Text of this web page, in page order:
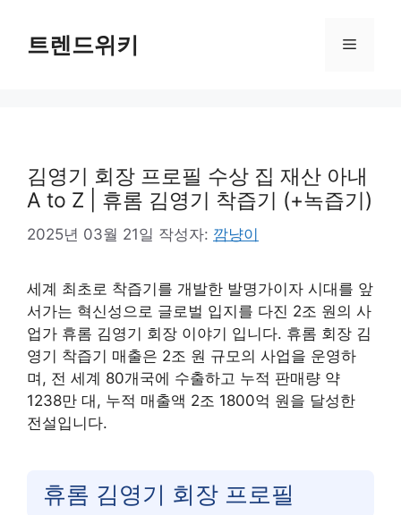
트렌드위키 메
김영기 회장 프로필 수상 집 재산 아내
A to Z | 휴롬 김영기 착즙기 (+녹즙기)
2025년 03월 21일 작성자: 깜냥이
세계 최초로 착즙기를 개발한 발명가이자 시대를 앞
서가는 혁신성으로 글로벌 입지를 다진 2조 원의 사
업가 휴롬 김영기 회장 이야기 입니다. 휴롬 회장 김
영기 착즙기 매출은 2조 원 규모의 사업을 운영하
며, 전 세계 80개국에 수출하고 누적 판매량 약
1238만 대, 누적 매출액 2조 1800억 원을 달성한
전설입니다.
휴롬 김영기 회장 프로필